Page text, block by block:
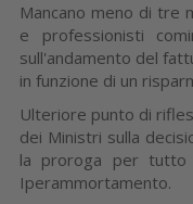
Mancano meno di tre
e professionisti
sull'andamento del
in funzione di un
Ulteriore punto di
dei Ministri sulla
la proroga per tutto
Iperammortamento.